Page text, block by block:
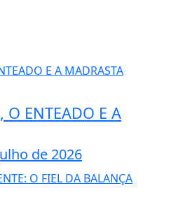
O ENTEADO E A
de 2026